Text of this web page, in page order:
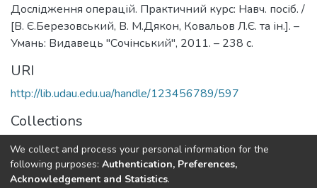
Дослідження операцій. Практичний курс: Навч. посіб. /
[В. Є.Березовський, В. М.Дякон, Ковальов Л.Є. та ін.]. –
Умань: Видавець "Сочінський", 2011. – 238 с.
URI
http://lib.udau.edu.ua/handle/123456789/597
Collections
Кафедра прикладної математики
Full item page
We collect and process your personal information for the
following purposes: Authentication, Preferences,
Acknowledgement and Statistics.